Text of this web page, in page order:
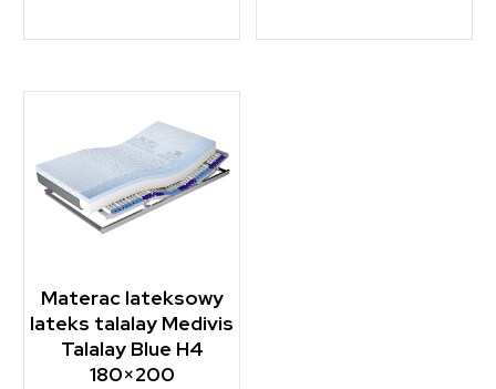
Materac lateksowy
lateks talalay Medivis
Talalay Blue H4
180×200